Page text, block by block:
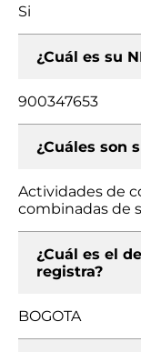
Si
¿Cuál es su
900347653
¿Cuáles son
Actividades de
combinadas de
¿Cuál es el
registra?
BOGOTA